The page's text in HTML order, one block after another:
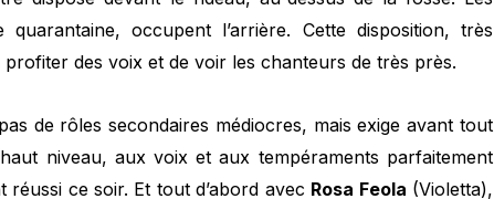
quarantaine, occupent l’arrière. Cette disposition, très
des voix et de voir les chanteurs de très près.
de rôles secondaires médiocres, mais exige avant tout
niveau, aux voix et aux tempéraments parfaitement
ce soir. Et tout d’abord avec Rosa Feola (Violetta),